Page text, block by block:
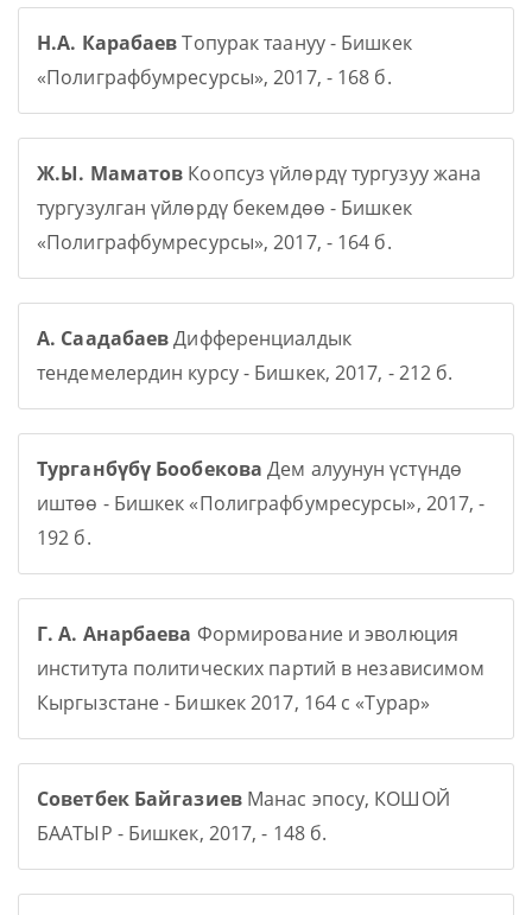
Н.А. КарабаевТопурак таануу - Бишкек
«Полиграфбумресурсы», 2017, - 168 б.
Ж.Ы. Маматов Коопсуз үйлөрдү тургузуу жана
тургузулган үйлөрдү бекемдөө - Бишкек
«Полиграфбумресурсы», 2017, - 164 б.
А. СаадабаевДифференциалдык
тендемелердин курсу - Бишкек, 2017, - 212 б.
Турганбүбү Бообекова Дем алуунун үстүндө
иштөө - Бишкек «Полиграфбумресурсы», 2017, -
192 б.
Г. А. Анарбаева Формирование и эволюция
института политических партий в независимом
Кыргызстане - Бишкек 2017, 164 с «Турар»
Советбек БайгазиевМанас эпосу, КОШОЙ
БААТЫР - Бишкек, 2017, - 148 б.